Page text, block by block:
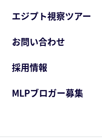
エジプト視察ツアー
お問い合わせ
採用情報
MLPブロガー募集